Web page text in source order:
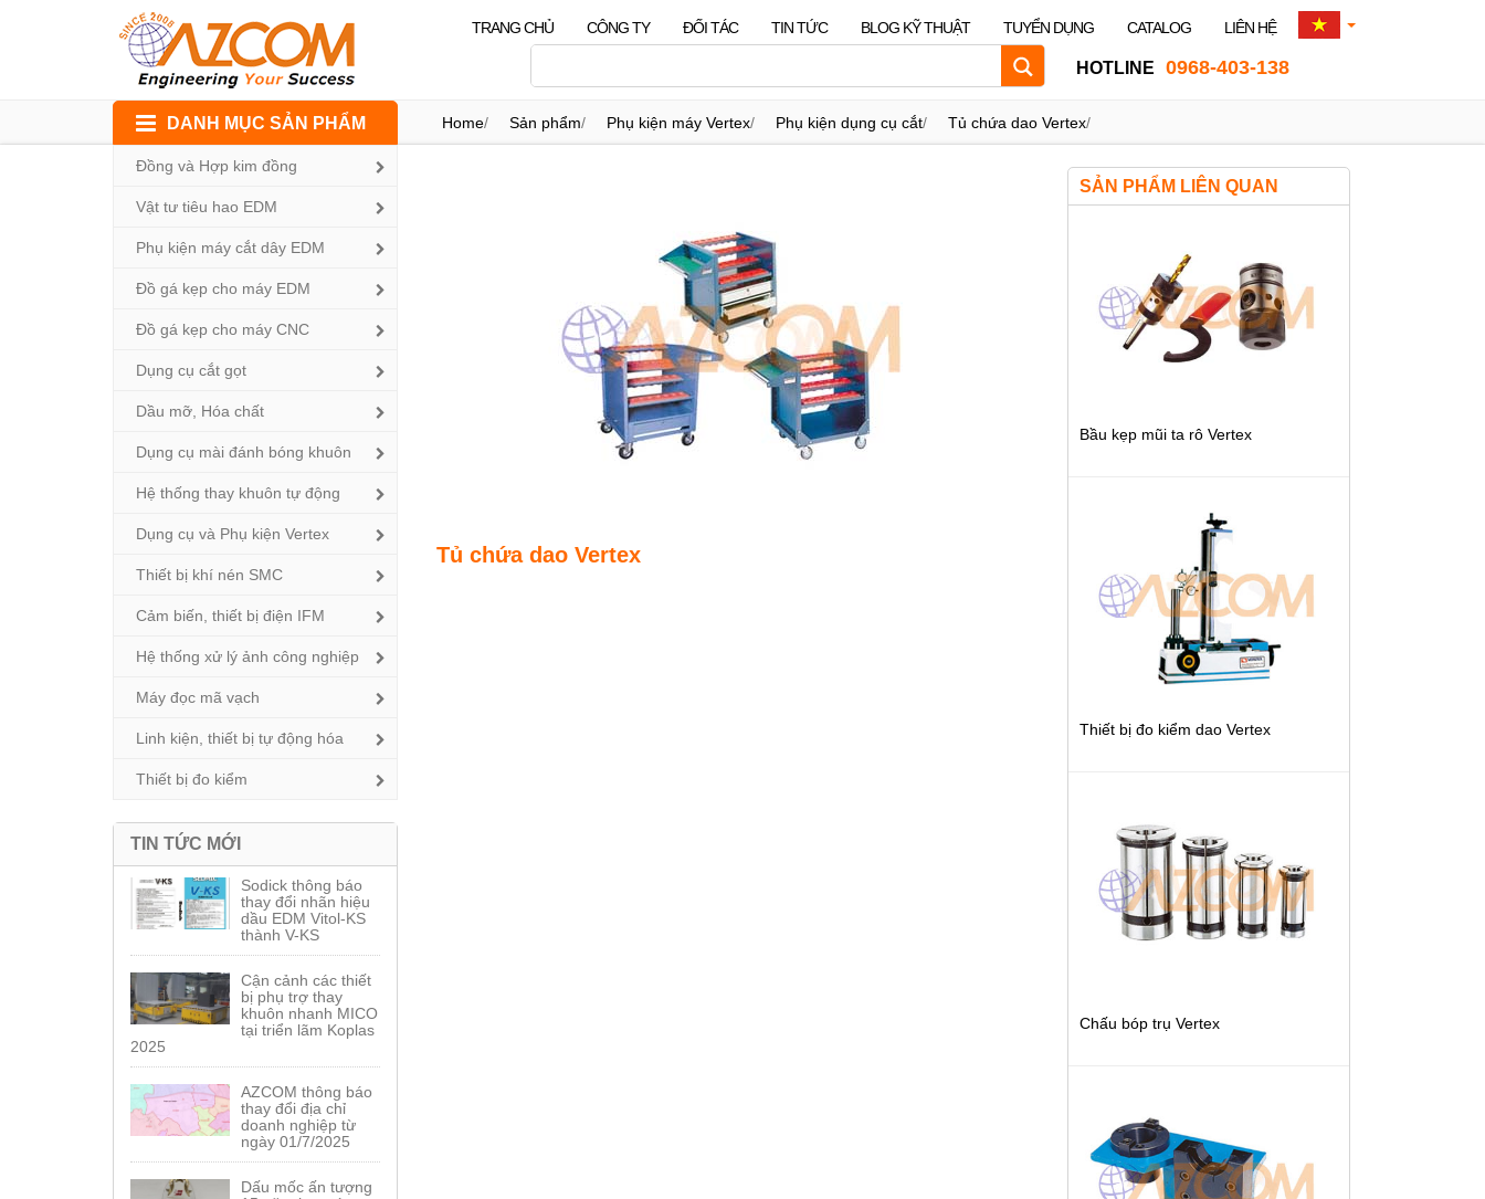
content
TRANG CHỦ CÔNG TY ĐỐI TÁC TIN TỨC BLOG KỸ THUẬT TUYỂN DỤNG CATALOG LIÊN HỆ
HOTLINE 0968-403-138
Home/ Sản phẩm/ Phụ kiện máy Vertex/ Phụ kiện dụng cụ cắt/ Tủ chứa dao Vertex/
DANH MỤC SẢN PHẨM
Đồng và Hợp kim đồng
Vật tư tiêu hao EDM
Phụ kiện máy cắt dây EDM
Đồ gá kẹp cho máy EDM
Đồ gá kẹp cho máy CNC
Dụng cụ cắt gọt
Dầu mỡ, Hóa chất
Dụng cụ mài đánh bóng khuôn
Hệ thống thay khuôn tự động
Dụng cụ và Phụ kiện Vertex
Thiết bị khí nén SMC
Cảm biến, thiết bị điện IFM
Hệ thống xử lý ảnh công nghiệp
Máy đọc mã vạch
Linh kiện, thiết bị tự động hóa
Thiết bị đo kiểm
TIN TỨC MỚI
Sodick thông báo
thay đổi nhãn hiệu
dầu EDM Vitol-KS
thành V-KS
Cận cảnh các thiết
bị phụ trợ thay
khuôn nhanh MICO
tại triển lãm Koplas
2025
AZCOM thông báo
thay đổi địa chỉ
doanh nghiệp từ
ngày 01/7/2025
Dấu mốc ấn tượng
Tủ chứa dao Vertex
SẢN PHẨM LIÊN QUAN
Bầu kẹp mũi ta rô Vertex
Thiết bị đo kiểm dao Vertex
Chấu bóp trụ Vertex